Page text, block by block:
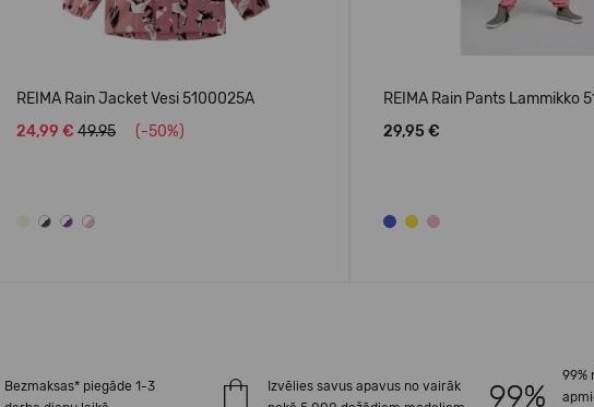
REIMA Rain Jacket Vesi 5100025A
24,99 € 49.95 (-50%)
REIMA Rain Pants Lammikko
29,95 €
Bezmaksas* piegāde 1-3
Izvēlies savus apavus no vairāk
99%